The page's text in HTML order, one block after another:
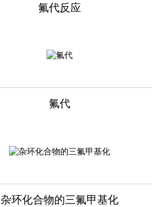
氟代反应
氟代
杂环化合物的三氟甲基化